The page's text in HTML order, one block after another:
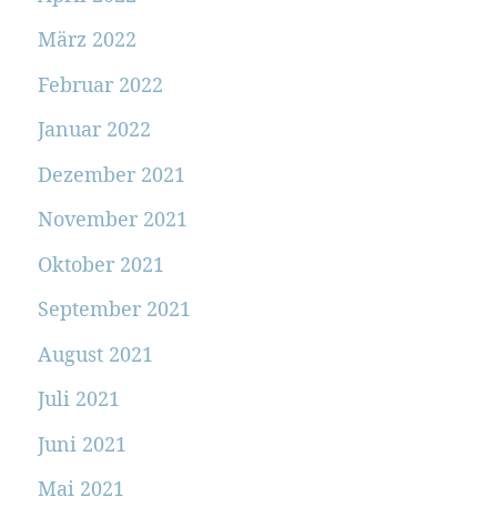
März 2022
Februar 2022
Januar 2022
Dezember 2021
November 2021
Oktober 2021
September 2021
August 2021
Juli 2021
Juni 2021
Mai 2021